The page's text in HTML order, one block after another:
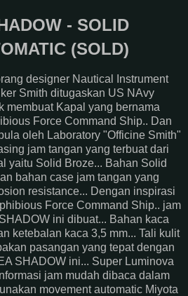
- SOLID
(SOLD)
designer Nautical Instrument
Smith ditugaskan US NAvy
membuat Kapal yang bernama
Force Command Ship.. Dan
oleh Laboratory "Officine Smith"
jam tangan yang terbuat dari
yaitu Solid Broze... Bahan Solid
bahan case jam tangan yang
resistance... Dengan inspirasi
Force Command Ship.. jam
ini dibuat... Bahan kaca
ketebalan kaca 3,5 mm... Tali kulit
pasangan yang tepat dengan
SHADOW ini... Super Luminova
jam mudah dibaca dalam
movement automatic Miyota